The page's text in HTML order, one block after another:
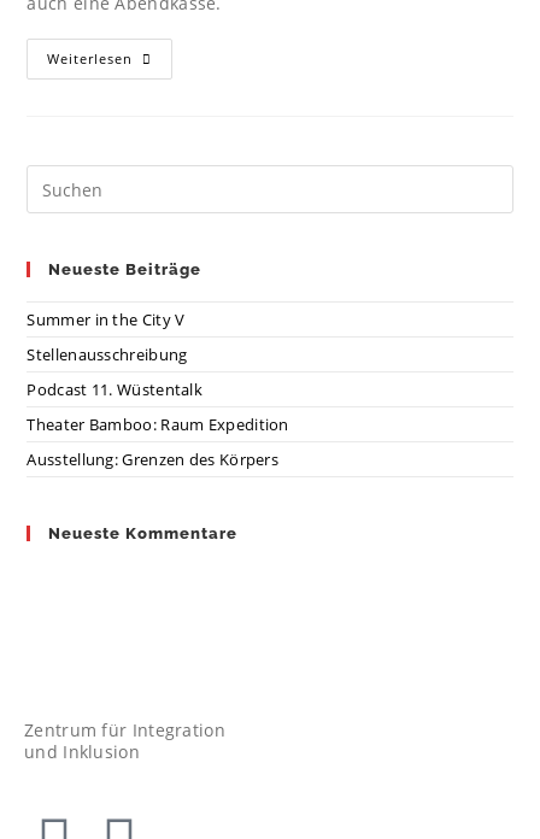
Weiterlesen
Neueste Beiträge
Summer in the City V
Stellenausschreibung
Podcast 11. Wüstentalk
Theater Bamboo: Raum Expedition
Ausstellung: Grenzen des Körpers
Neueste Kommentare
Zentrum für Integration
und Inklusion